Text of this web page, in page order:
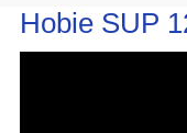
Hobie SUP